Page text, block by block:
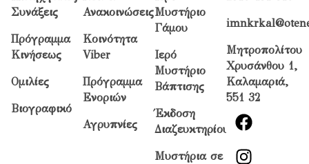
Συνάξεις
Πρόγραμμα
Κινήσεως
Ομιλίες
Βιογραφικό
Ανακοινώσεις
Κοινότητα
Viber
Πρόγραμμα
Ενοριών
Αγρυπνίες
Μυστήριο
Γάμου
Ιερό
Μυστήριο
Βάπτισης
Έκδοση
Διαζευκτηρίου
Μυστήρια σε
Μητροπολίτου
Χρυσάνθου 1,
Καλαμαριά,
551 32